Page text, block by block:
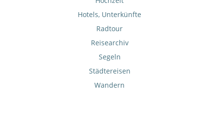
Hotels, Unterkünfte
Radtour
Reisearchiv
Segeln
Städtereisen
Wandern